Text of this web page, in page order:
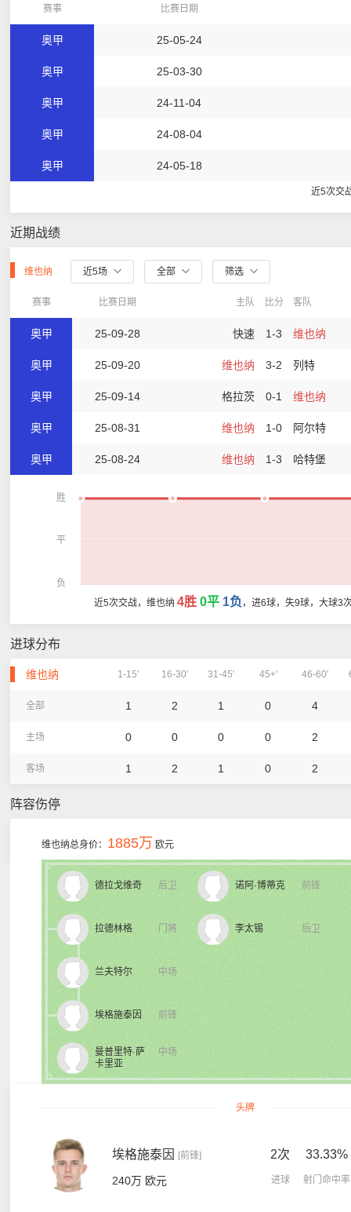
赛事 比赛日期
奥甲 25-05-24
奥甲 25-03-30
奥甲 24-11-04
奥甲 24-08-04
奥甲 24-05-18
近5次交
近期战绩
维也纳 近5场 全部 筛选
赛事 比赛日期 主队 比分 客队
奥甲 25-09-28 快速 1-3 维也纳
奥甲 25-09-20 维也纳 3-2 列特
奥甲 25-09-14 格拉茨 0-1 维也纳
奥甲 25-08-31 维也纳 1-0 阿尔特
奥甲 25-08-24 维也纳 1-3 哈特堡
胜
平
负
近5次交战，维也纳 4胜 0平 1负 ，进6球，失9球，大球3
进球分布
维也纳 1-15' 16-30' 31-45' 45+' 46-60'
全部 1 2 1 0 4
主场 0 0 0 0 2
客场 1 2 1 0 2
阵容伤停
维也纳总身价： 1885万 欧元
后卫
德拉戈维奇
门将
拉德林格
中场
兰夫特尔
前锋
埃格施泰因
中场
曼普里特·萨
卡里亚
前锋
诺阿·博蒂克
后卫
李太锡
头牌
埃格施泰因 [前锋]
240万 欧元
2次
进球
33.33%
射门命中率